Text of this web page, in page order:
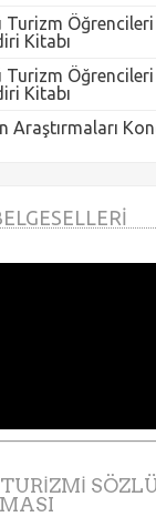
Turizm Öğrencileri
Kitabı
Turizm Öğrencileri
Kitabı
Araştırmaları